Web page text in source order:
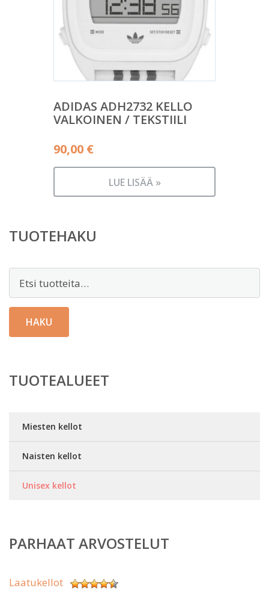
ADIDAS ADH2732 KELLO
VALKOINEN / TEKSTIILI
90,00 €
LUE LISÄÄ »
TUOTEHAKU
HAKU
TUOTEALUEET
Miesten kellot
Naisten kellot
Unisex kellot
PARHAAT ARVOSTELUT
Laatukellot